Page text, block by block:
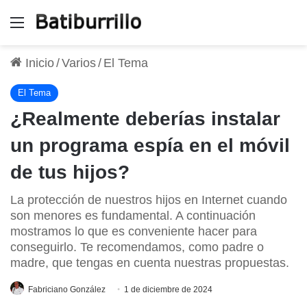
Menú
Inicio/Varios/ El Tema
El Tema
¿Realmente deberías instalar
un programa espía en el móvil
de tus hijos?
La protección de nuestros hijos en Internet cuando
son menores es fundamental. A continuación
mostramos lo que es conveniente hacer para
conseguirlo. Te recomendamos, como padre o
madre, que tengas en cuenta nuestras propuestas.
Fabriciano González 1 de diciembre de 2024